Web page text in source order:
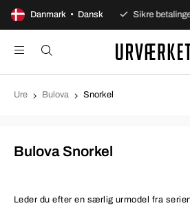
Danmark • Dansk
dages åbent køb Sikre betalinger
Ure Bulova Snorkel
Bulova Snorkel
Leder du efter en særlig urmodel fra